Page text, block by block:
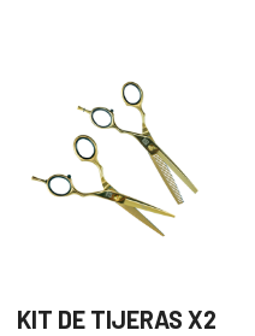
KIT DE TIJERAS X2